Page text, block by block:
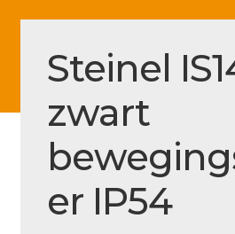
Klantenservice
Over ons
Steinel
zwart
er IP54